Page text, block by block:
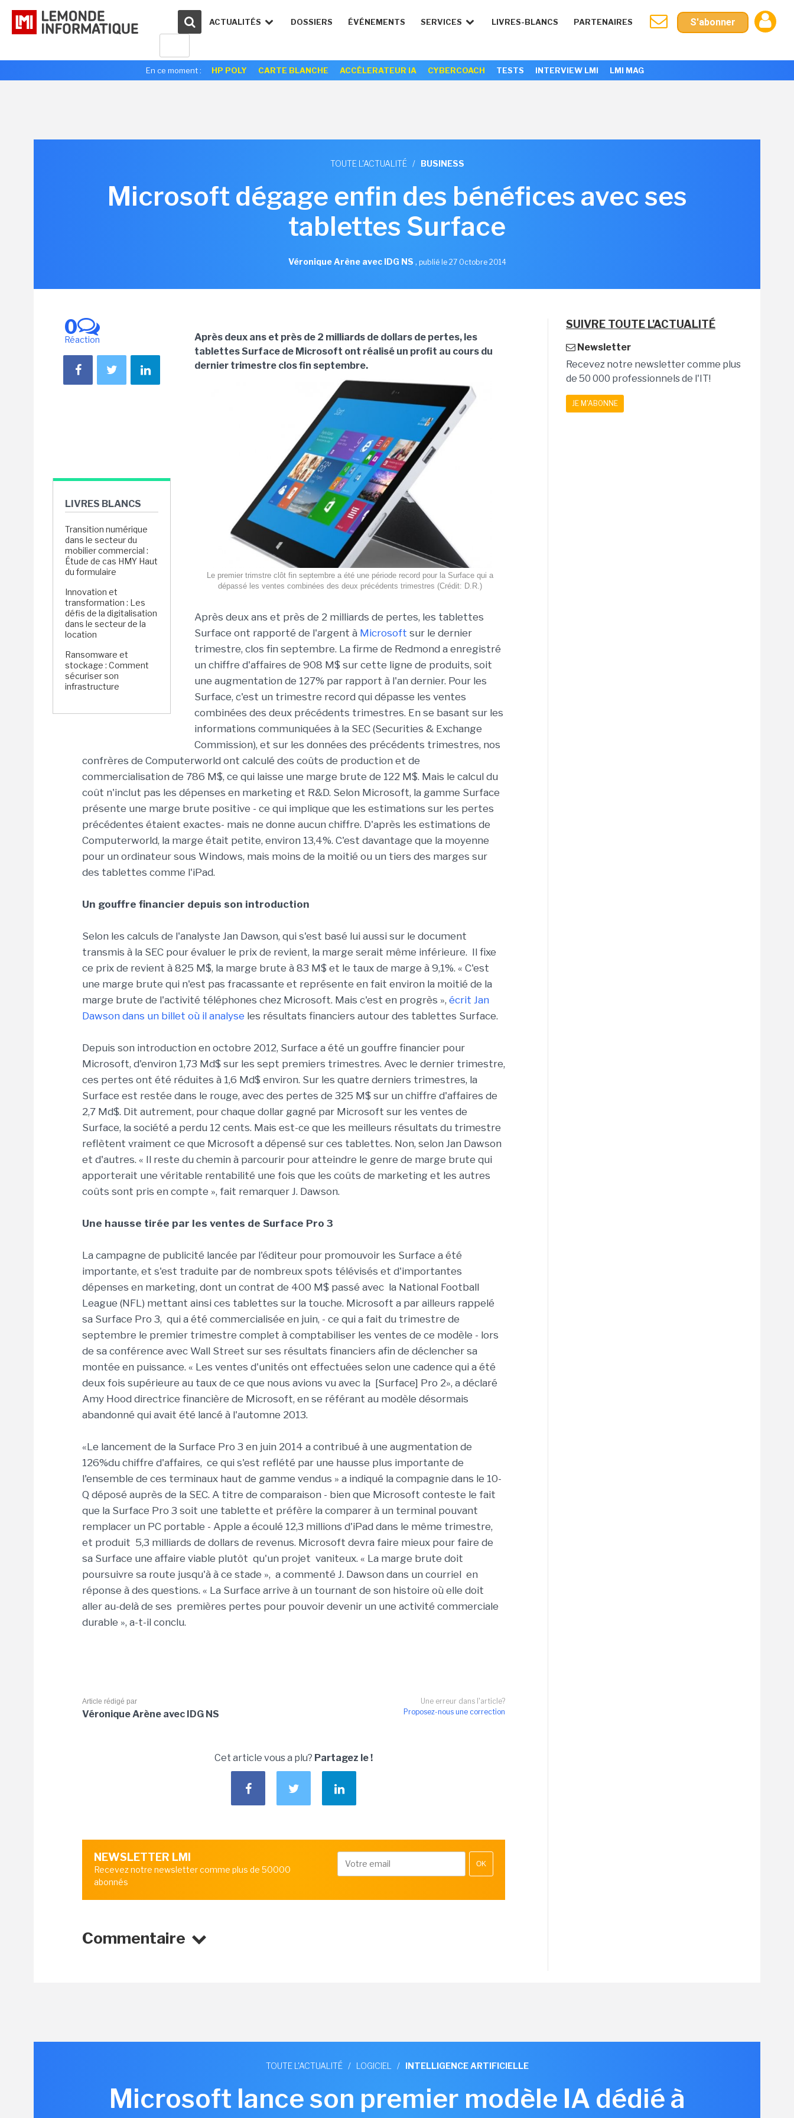
ACTUALITÉS DOSSIERS ÉVÉNEMENTS SERVICES LIVRES-BLANCS PARTENAIRES S'abonner
En ce moment : HP POLY CARTE BLANCHE ACCÉLERATEUR IA CYBERCOACH TESTS INTERVIEW LMI LMI MAG
TOUTE L'ACTUALITÉ / BUSINESS
Microsoft dégage enfin des bénéfices avec ses
tablettes Surface
Véronique Arène avec IDG NS , publié le 27 Octobre 2014
0
Réaction
LIVRES BLANCS
Transition numérique
dans le secteur du
mobilier commercial :
Étude de cas HMY Haut
du formulaire
Innovation et
transformation : Les
défis de la digitalisation
dans le secteur de la
location
Ransomware et
stockage : Comment
sécuriser son
infrastructure
Après deux ans et près de 2 milliards de dollars de pertes, les
tablettes Surface de Microsoft ont réalisé un profit au cours du
dernier trimestre clos fin septembre.
Le premier trimstre clôt fin septembre a été une période record pour la Surface qui a
dépassé les ventes combinées des deux précédents trimestres (Crédit: D.R.)
Après deux ans et près de 2 milliards de pertes, les tablettes
Surface ont rapporté de l'argent à Microsoft sur le dernier
trimestre, clos fin septembre. La firme de Redmond a enregistré
un chiffre d'affaires de 908 M$ sur cette ligne de produits, soit
une augmentation de 127% par rapport à l'an dernier. Pour les
Surface, c'est un trimestre record qui dépasse les ventes
combinées des deux précédents trimestres. En se basant sur les
informations communiquées à la SEC (Securities & Exchange
Commission), et sur les données des précédents trimestres, nos
confrères de Computerworld ont calculé des coûts de production et de
commercialisation de 786 M$, ce qui laisse une marge brute de 122 M$. Mais le calcul du
coût n'inclut pas les dépenses en marketing et R&D. Selon Microsoft, la gamme Surface
présente une marge brute positive - ce qui implique que les estimations sur les pertes
précédentes étaient exactes- mais ne donne aucun chiffre. D'après les estimations de
Computerworld, la marge était petite, environ 13,4%. C'est davantage que la moyenne
pour un ordinateur sous Windows, mais moins de la moitié ou un tiers des marges sur
des tablettes comme l'iPad.
Un gouffre financier depuis son introduction
Selon les calculs de l'analyste Jan Dawson, qui s'est basé lui aussi sur le document
transmis à la SEC pour évaluer le prix de revient, la marge serait même inférieure. Il fixe
ce prix de revient à 825 M$, la marge brute à 83 M$ et le taux de marge à 9,1%. « C'est
une marge brute qui n'est pas fracassante et représente en fait environ la moitié de la
marge brute de l'activité téléphones chez Microsoft. Mais c'est en progrès », écrit Jan
Dawson dans un billet où il analyse les résultats financiers autour des tablettes Surface.
Depuis son introduction en octobre 2012, Surface a été un gouffre financier pour
Microsoft, d'environ 1,73 Md$ sur les sept premiers trimestres. Avec le dernier trimestre,
ces pertes ont été réduites à 1,6 Md$ environ. Sur les quatre derniers trimestres, la
Surface est restée dans le rouge, avec des pertes de 325 M$ sur un chiffre d'affaires de
2,7 Md$. Dit autrement, pour chaque dollar gagné par Microsoft sur les ventes de
Surface, la société a perdu 12 cents. Mais est-ce que les meilleurs résultats du trimestre
reflètent vraiment ce que Microsoft a dépensé sur ces tablettes. Non, selon Jan Dawson
et d'autres. « Il reste du chemin à parcourir pour atteindre le genre de marge brute qui
apporterait une véritable rentabilité une fois que les coûts de marketing et les autres
coûts sont pris en compte », fait remarquer J. Dawson.
Une hausse tirée par les ventes de Surface Pro 3
La campagne de publicité lancée par l'éditeur pour promouvoir les Surface a été
importante, et s'est traduite par de nombreux spots télévisés et d'importantes
dépenses en marketing, dont un contrat de 400 M$ passé avec la National Football
League (NFL) mettant ainsi ces tablettes sur la touche. Microsoft a par ailleurs rappelé
sa Surface Pro 3, qui a été commercialisée en juin, - ce qui a fait du trimestre de
septembre le premier trimestre complet à comptabiliser les ventes de ce modèle - lors
de sa conférence avec Wall Street sur ses résultats financiers afin de déclencher sa
montée en puissance. « Les ventes d'unités ont effectuées selon une cadence qui a été
deux fois supérieure au taux de ce que nous avions vu avec la [Surface] Pro 2», a déclaré
Amy Hood directrice financière de Microsoft, en se référant au modèle désormais
abandonné qui avait été lancé à l'automne 2013.
«Le lancement de la Surface Pro 3 en juin 2014 a contribué à une augmentation de
126%du chiffre d'affaires, ce qui s'est reflété par une hausse plus importante de
l'ensemble de ces terminaux haut de gamme vendus » a indiqué la compagnie dans le 10-
Q déposé auprès de la SEC. A titre de comparaison - bien que Microsoft conteste le fait
que la Surface Pro 3 soit une tablette et préfère la comparer à un terminal pouvant
remplacer un PC portable - Apple a écoulé 12,3 millions d'iPad dans le même trimestre,
et produit 5,3 milliards de dollars de revenus. Microsoft devra faire mieux pour faire de
sa Surface une affaire viable plutôt qu'un projet vaniteux. « La marge brute doit
poursuivre sa route jusqu'à à ce stade », a commenté J. Dawson dans un courriel en
réponse à des questions. « La Surface arrive à un tournant de son histoire où elle doit
aller au-delà de ses premières pertes pour pouvoir devenir un une activité commerciale
durable », a-t-il conclu.
Une erreur dans l'article?
Proposez-nous une correction
Article rédigé par
Véronique Arène avec IDG NS
Cet article vous a plu? Partagez le !
NEWSLETTER LMI
Recevez notre newsletter comme plus de 50000
abonnés
OK
Commentaire
SUIVRE TOUTE L'ACTUALITÉ
Newsletter
Recevez notre newsletter comme plus
de 50 000 professionnels de l'IT!
JE M'ABONNE
TOUTE L'ACTUALITÉ / LOGICIEL / INTELLIGENCE ARTIFICIELLE
Microsoft lance son premier modèle IA dédié à